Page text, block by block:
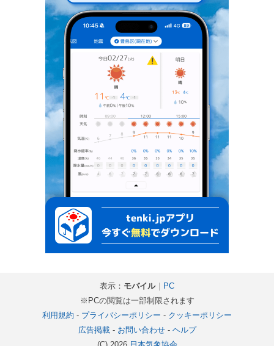
表示： モバイル｜ PC
※PCの閲覧は一部制限されます
利用規約 - プライバシーポリシー - クッキーポリシー
広告掲載- お問い合わせ- ヘルプ